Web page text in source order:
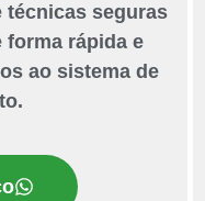
técnicas seguras
forma rápida e
ao sistema de